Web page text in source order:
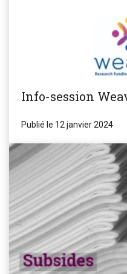
Info-session
Publié le 12 janvier 2024